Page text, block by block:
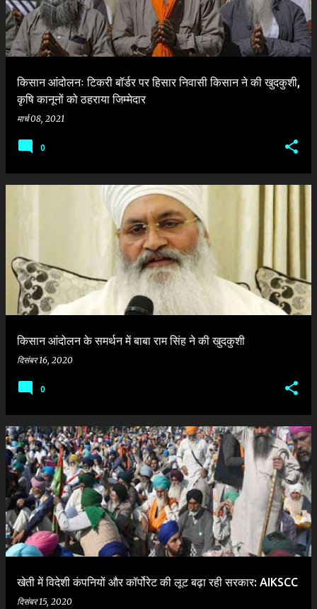
किसान आंदोलनः टिकरी बॉर्डर पर हिसार निवासी किसान ने की खुदकुशी,
कृषि कानूनों को ठहराया जिम्मेदार
मार्च 08, 2021
0
किसान आंदोलन के समर्थन में बाबा राम सिंह ने की खुदकुशी
दिसंबर 16, 2020
0
खेती में विदेशी कंपनियों और कॉर्पोरेट की लूट बढ़ा रही सरकार: AIKSCC
दिसंबर 15, 2020